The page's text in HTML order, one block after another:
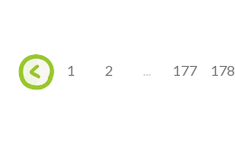
1 2 ... 177 178